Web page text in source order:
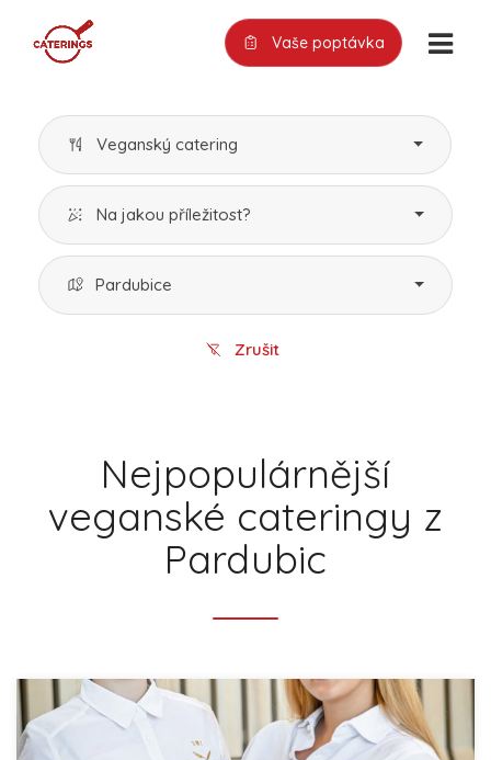
Vaše poptávka
Veganský catering
Na jakou příležitost?
Pardubice
Zrušit
Nejpopulárnější
veganské cateringy z
Pardubic